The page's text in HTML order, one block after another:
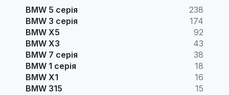
BMW 5 серія
238
BMW 3 серія
174
BMW X5
92
BMW X3
43
BMW 7 серія
38
BMW 1 серія
18
BMW X1
16
BMW 315
15